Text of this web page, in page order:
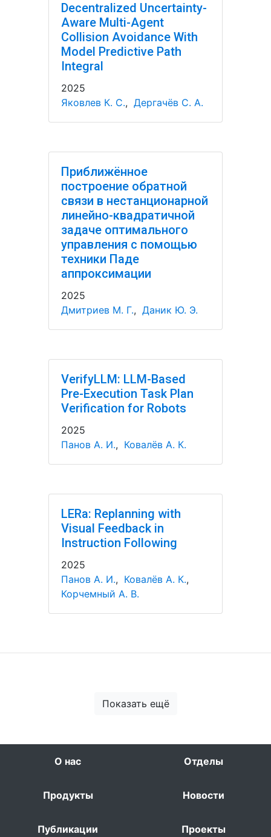
Decentralized Uncertainty-
Aware Multi-Agent
Collision Avoidance With
Model Predictive Path
Integral
2025
Яковлев К. С., Дергачёв С. А.
Приближённое
построение обратной
связи в нестанционарной
линейно-квадратичной
задаче оптимального
управления с помощью
техники Паде
аппроксимации
2025
Дмитриев М. Г., Даник Ю. Э.
VerifyLLM: LLM-Based
Pre-Execution Task Plan
Verification for Robots
2025
Панов А. И., Ковалёв А. К.
LERa: Replanning with
Visual Feedback in
Instruction Following
2025
Панов А. И., Ковалёв А. К.,
Корчемный А. В.
Показать ещё
О нас Отделы
Продукты Новости
Публикации Проекты